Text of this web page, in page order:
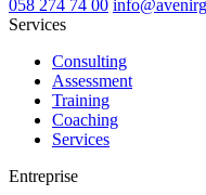
058 274 74 00
Services
Consulting
Assessment
Training
Coaching
Services
Entreprise